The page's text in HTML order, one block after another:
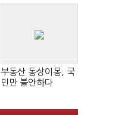
부동산 동상이몽, 국
민만 불안하다